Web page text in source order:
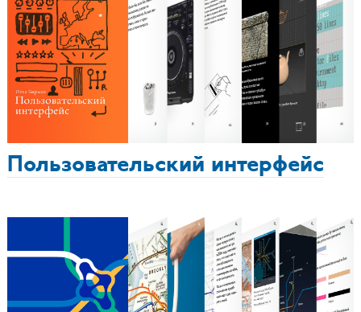
Пользовательский интерфейс